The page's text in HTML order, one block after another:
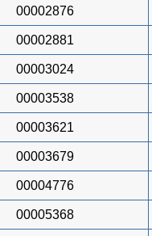
00002876
00002881
00003024
00003538
00003621
00003679
00004776
00005368